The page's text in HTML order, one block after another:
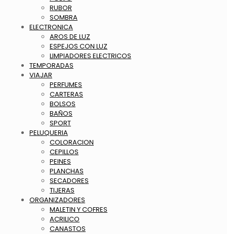
RUBOR
SOMBRA
ELECTRONICA
AROS DE LUZ
ESPEJOS CON LUZ
LIMPIADORES ELECTRICOS
TEMPORADAS
VIAJAR
PERFUMES
CARTERAS
BOLSOS
BAÑOS
SPORT
PELUQUERIA
COLORACION
CEPILLOS
PEINES
PLANCHAS
SECADORES
TIJERAS
ORGANIZADORES
MALETIN Y COFRES
ACRILICO
CANASTOS